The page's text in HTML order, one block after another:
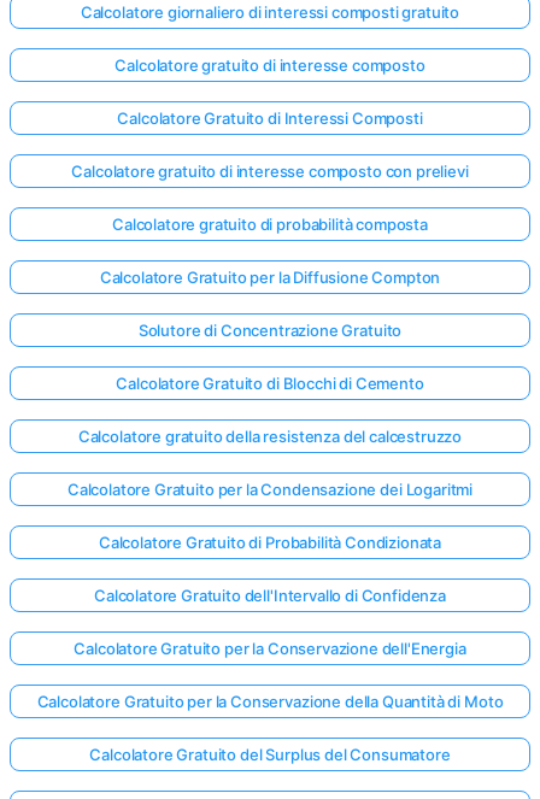
Calcolatore giornaliero di interessi composti gratuito
Calcolatore gratuito di interesse composto
Calcolatore Gratuito di Interessi Composti
Calcolatore gratuito di interesse composto con prelievi
Calcolatore gratuito di probabilità composta
Calcolatore Gratuito per la Diffusione Compton
Solutore di Concentrazione Gratuito
Calcolatore Gratuito di Blocchi di Cemento
Calcolatore gratuito della resistenza del calcestruzzo
Calcolatore Gratuito per la Condensazione dei Logaritmi
Calcolatore Gratuito di Probabilità Condizionata
Calcolatore Gratuito dell'Intervallo di Confidenza
Calcolatore Gratuito per la Conservazione dell'Energia
Calcolatore Gratuito per la Conservazione della Quantità di Moto
Calcolatore Gratuito del Surplus del Consumatore